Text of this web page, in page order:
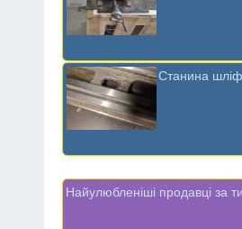
Станина
Найулюбленіші продавці за